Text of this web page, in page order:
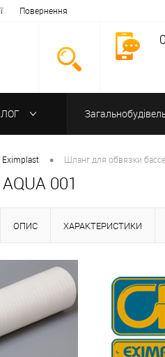
Повернення
Допоміжне
Eximplast • Шланг для обвязки
001
ОПИС ХАРАКТЕРИСТИКИ